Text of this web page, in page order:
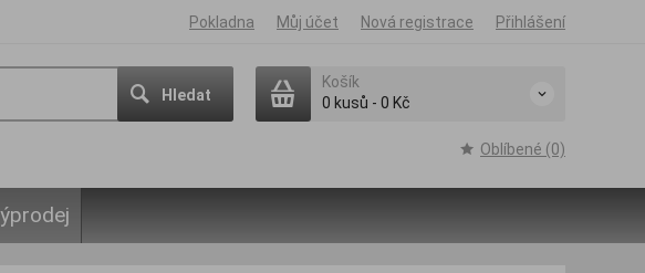
Pokladna Můj účet Nová registrace Přihlášení
Hledat
Košík
0 kusů - 0 Kč
Oblíbené (0)